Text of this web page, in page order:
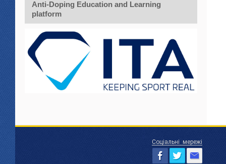
Anti-Doping Education and Learning
platform
Соціальні мережі